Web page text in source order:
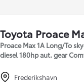
Toyota Proace
Proace Max 1A Long/To
diesel 180hp aut. gear
Frederikshavn